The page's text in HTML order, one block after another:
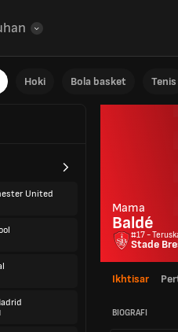
Hoki Bola basket Tenis
United
Mama
Baldé
#17 -
Stade
Ikhtisar
BIOGRAFI